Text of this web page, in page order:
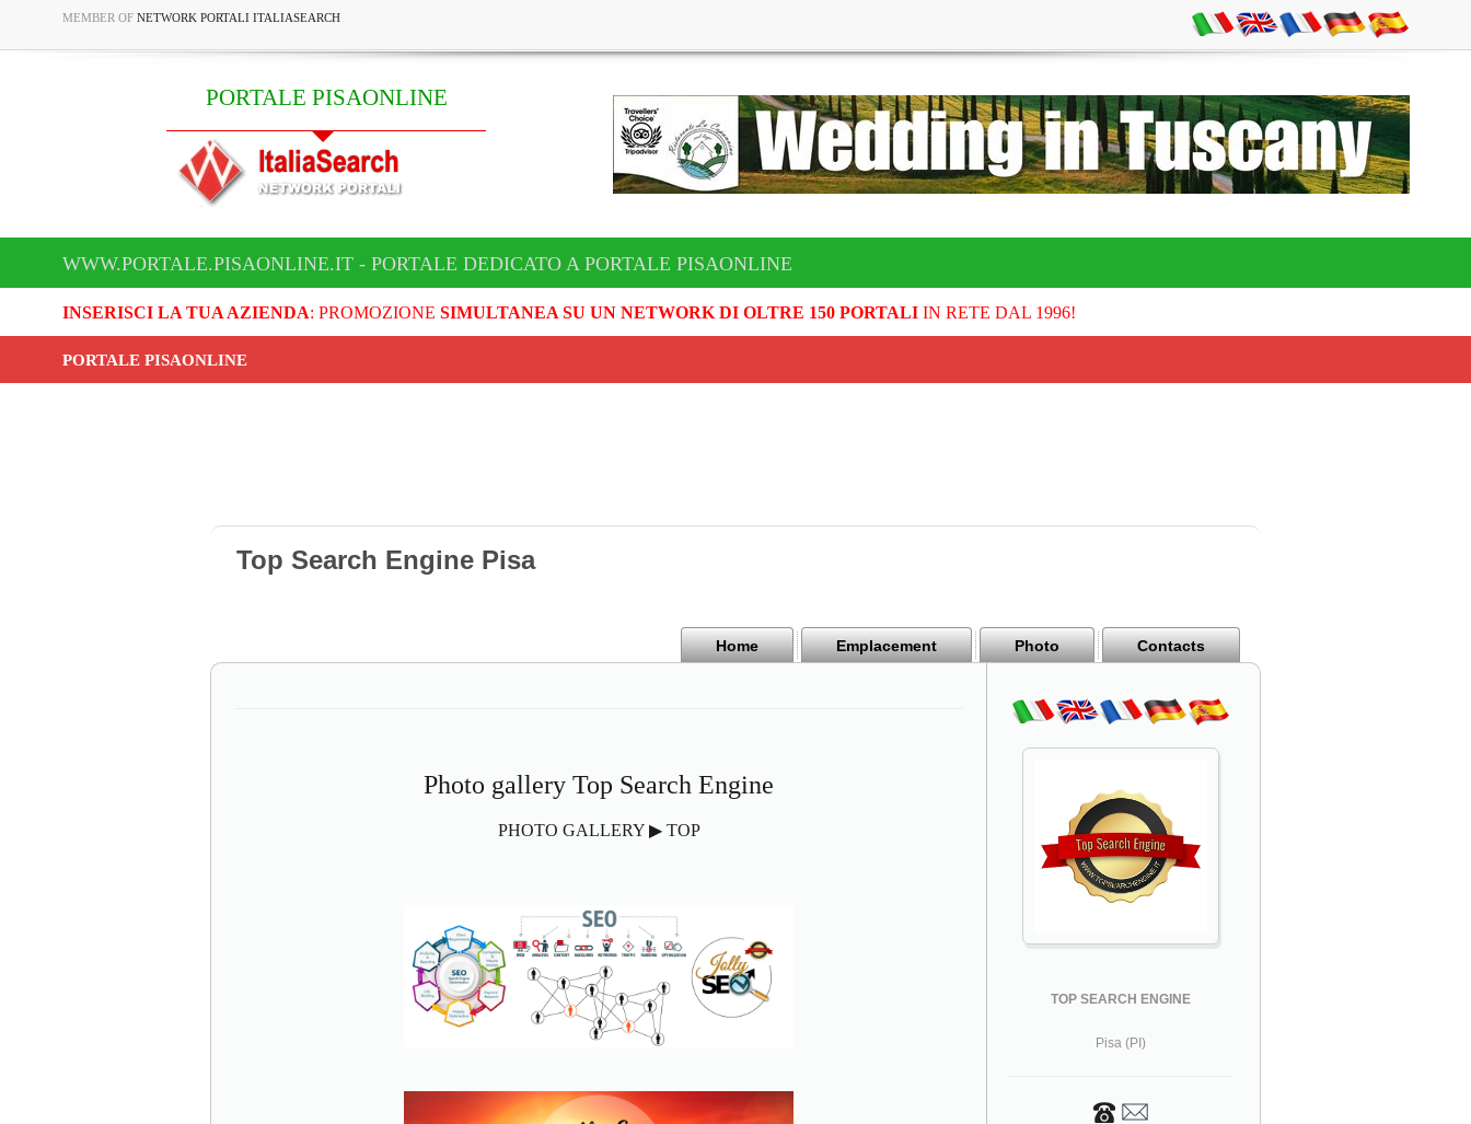
MEMBER OF NETWORK PORTALI ITALIASEARCH
PORTALE PISAONLINE
WWW.PORTALE.PISAONLINE.IT - PORTALE DEDICATO A PORTALE PISAONLINE
INSERISCI LA TUA AZIENDA: PROMOZIONE SIMULTANEA SU UN NETWORK DI OLTRE 150 PORTALIIN RETE DAL 1996!
PORTALE PISAONLINE
Top Search Engine Pisa
Home Emplacement Photo Contacts
Photo gallery Top Search Engine
PHOTO GALLERY ▶ TOP
TOP SEARCH ENGINE
Pisa (PI)